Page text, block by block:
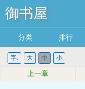
御书屋
分类 排行
字: 大 中 小
上一章